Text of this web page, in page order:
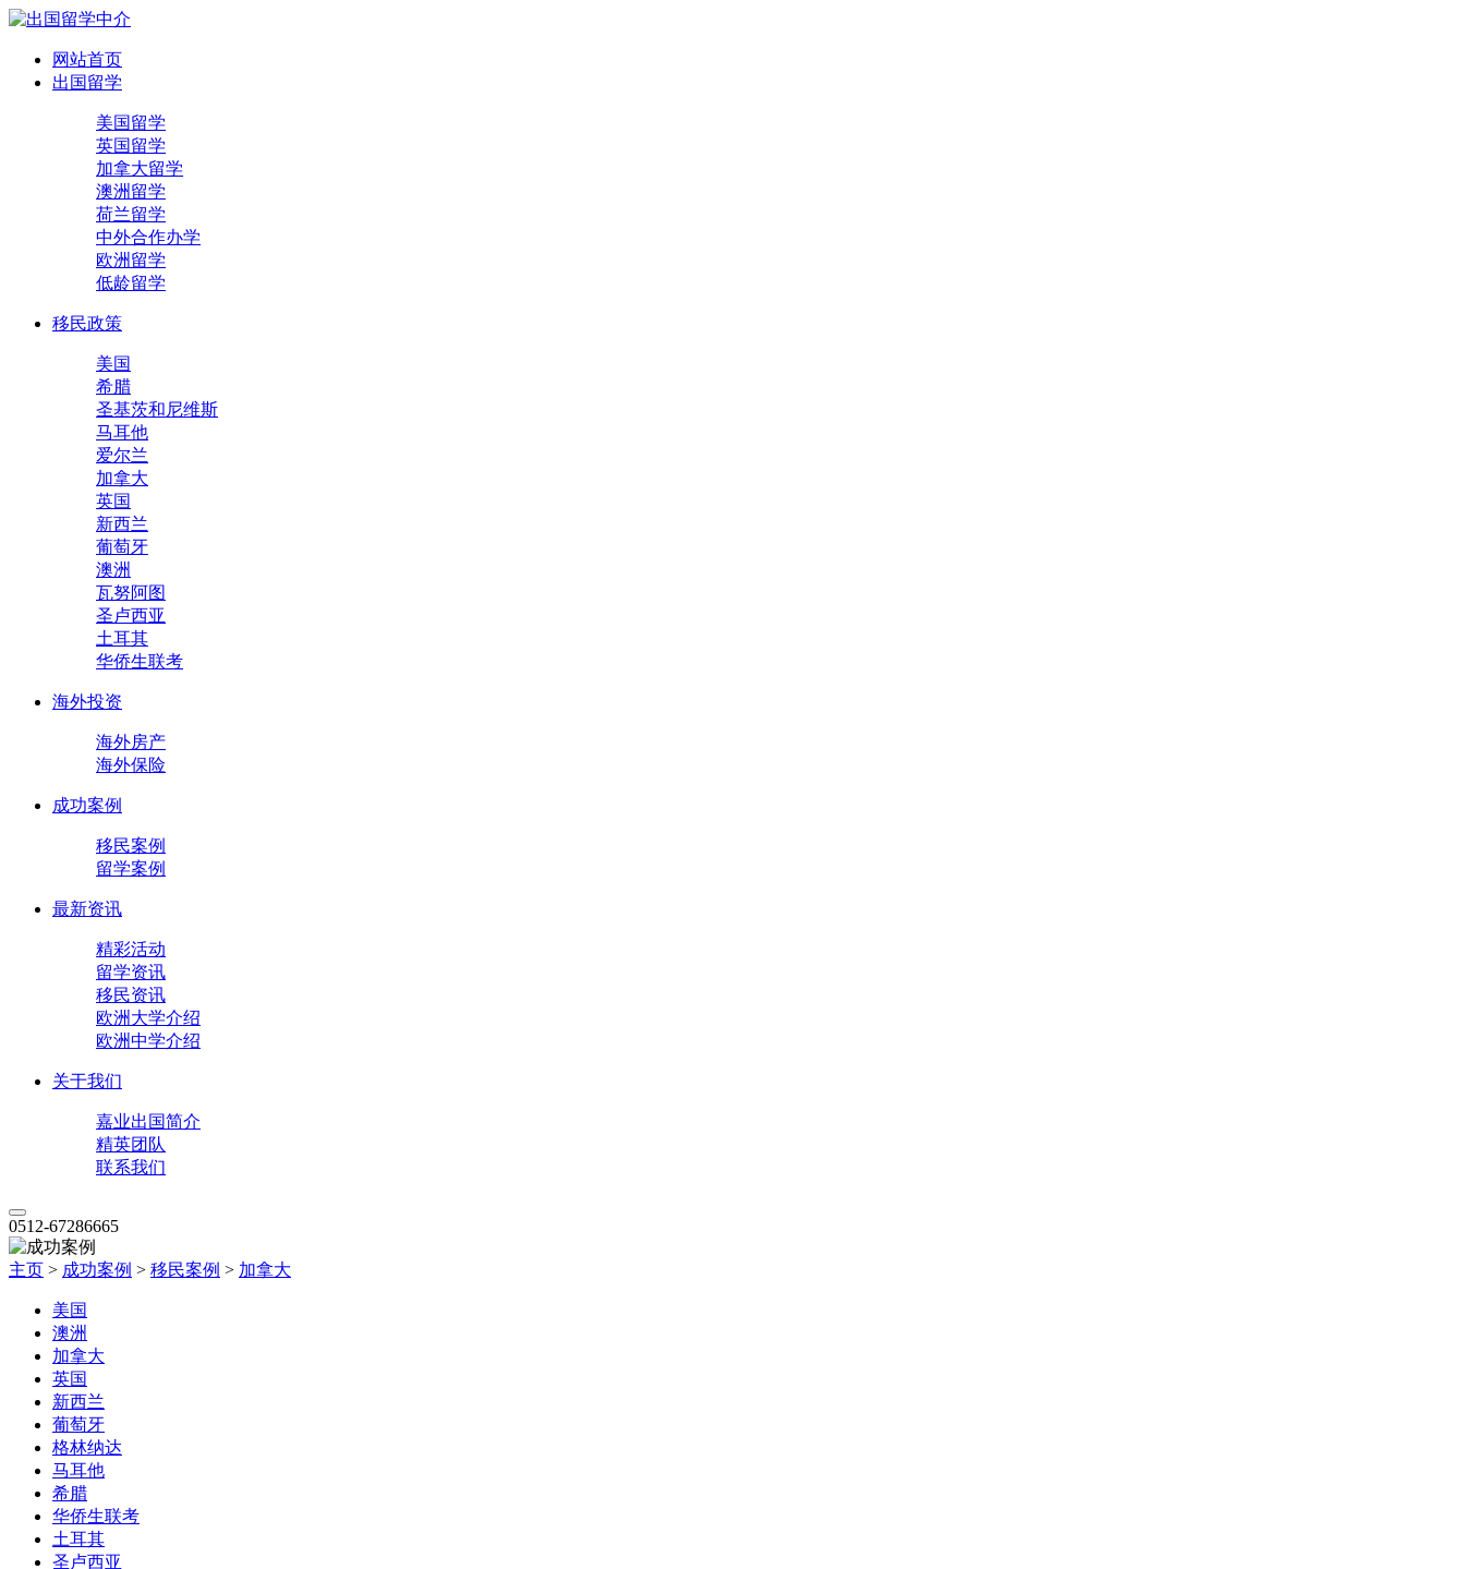
网站首页
出国留学
美国留学
英国留学
加拿大留学
澳洲留学
荷兰留学
中外合作办学
欧洲留学
低龄留学
移民政策
美国
希腊
圣基茨和尼维斯
马耳他
爱尔兰
加拿大
英国
新西兰
葡萄牙
澳洲
瓦努阿图
圣卢西亚
土耳其
华侨生联考
海外投资
海外房产
海外保险
成功案例
移民案例
留学案例
最新资讯
精彩活动
留学资讯
移民资讯
欧洲大学介绍
欧洲中学介绍
关于我们
嘉业出国简介
精英团队
联系我们
0512-67286665
主页 > 成功案例 > 移民案例 > 加拿大
美国
澳洲
加拿大
英国
新西兰
葡萄牙
格林纳达
马耳他
希腊
华侨生联考
土耳其
圣卢西亚